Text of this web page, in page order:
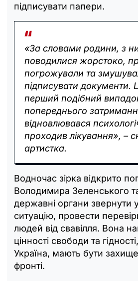
підписувати папери.
«За словами родини, з
поводилися жорстоко,
погрожували та
підписувати документи.
перший подібний
попереднього
відновлювався
проходив лікування», –
артистка.
Водночас зірка відкрито
Володимира Зеленського та
державні органи звернути
ситуацію, провести
людей від свавілля. Вона
цінності свободи та
Україна, мають бути
фронті.